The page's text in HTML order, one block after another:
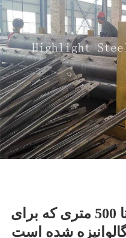
برج سلولی فولادی 10 تا 500 متری که برای
شده است